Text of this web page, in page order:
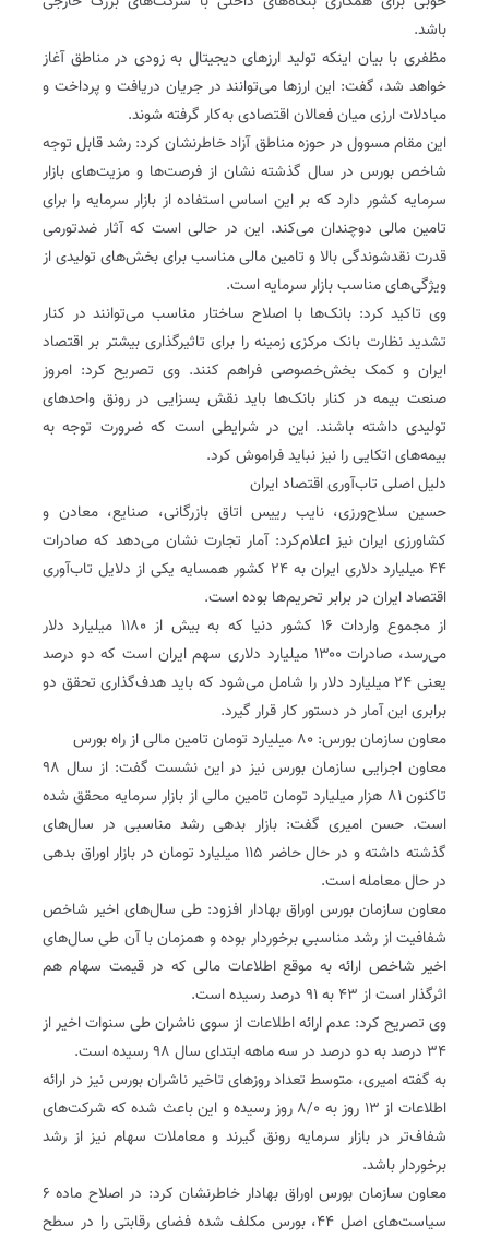
باشد.
مظفری با بیان اینکه تولید ارزهای دیجیتال به زودی در مناطق آغاز
خواهد شد، گفت: این ارزها می‌توانند در جریان دریافت و پرداخت و
مبادلات ارزی میان فعالان اقتصادی به‌کار گرفته شوند.
این مقام مسوول در حوزه مناطق آزاد خاطرنشان کرد: رشد قابل توجه
شاخص بورس در سال گذشته نشان از فرصت‌ها و مزیت‌های بازار
سرمایه کشور دارد که بر این اساس استفاده از بازار سرمایه را برای
تامین مالی دوچندان می‌کند. این در حالی است که آثار ضدتورمی
قدرت نقدشوندگی بالا و تامین مالی مناسب برای بخش‌های تولیدی از
ویژگی‌های مناسب بازار سرمایه است.
وی تاکید کرد: بانک‌ها با اصلاح ساختار مناسب می‌توانند در کنار
تشدید نظارت بانک مرکزی زمینه را برای تاثیرگذاری بیشتر بر اقتصاد
ایران و کمک بخش‌خصوصی فراهم کنند. وی تصریح کرد: امروز
صنعت بیمه در کنار بانک‌ها باید نقش بسزایی در رونق واحدهای
تولیدی داشته باشند. این در شرایطی است که ضرورت توجه به
بیمه‌های اتکایی را نیز نباید فراموش کرد.
دلیل اصلی تاب‌آوری اقتصاد ایران
حسین سلاح‌ورزی، نایب رییس اتاق بازرگانی، صنایع، معادن و
کشاورزی ایران نیز اعلام‌کرد: آمار تجارت نشان می‌دهد که صادرات
۴۴ میلیارد دلاری ایران به ۲۴ کشور همسایه یکی از دلایل تاب‌آوری
اقتصاد ایران در برابر تحریم‌ها بوده است.
از مجموع واردات ۱۶ کشور دنیا که به بیش از ۱۱۸۰ میلیارد دلار
می‌رسد، صادرات ۱۳۰۰ میلیارد دلاری سهم ایران است که دو درصد
یعنی ۲۴ میلیارد دلار را شامل می‌شود که باید هدف‌گذاری تحقق دو
برابری این آمار در دستور کار قرار گیرد.
معاون سازمان بورس: ۸۰ میلیارد تومان تامین مالی از راه بورس
معاون اجرایی سازمان بورس نیز در این نشست گفت: از سال ۹۸
تاکنون ۸۱ هزار میلیارد تومان تامین مالی از بازار سرمایه محقق شده
است. حسن امیری گفت: بازار بدهی رشد مناسبی در سال‌های
گذشته داشته و در حال حاضر ۱۱۵ میلیارد تومان در بازار اوراق بدهی
در حال معامله است.
معاون سازمان بورس اوراق بهادار افزود: طی سال‌های اخیر شاخص
شفافیت از رشد مناسبی برخوردار بوده و همزمان با آن طی سال‌های
اخیر شاخص ارائه به موقع اطلاعات مالی که در قیمت سهام هم
اثرگذار است از ۴۳ به ۹۱ درصد رسیده است.
وی تصریح کرد: عدم ارائه اطلاعات از سوی ناشران طی سنوات اخیر از
۳۴ درصد به دو درصد در سه ماهه ابتدای سال ۹۸ رسیده است.
به گفته امیری، متوسط تعداد روزهای تاخیر ناشران بورس نیز در ارائه
اطلاعات از ۱۳ روز به ۸/۰ روز رسیده و این باعث شده که شرکت‌های
شفاف‌تر در بازار سرمایه رونق گیرند و معاملات سهام نیز از رشد
برخوردار باشد.
معاون سازمان بورس اوراق بهادار خاطرنشان کرد: در اصلاح ماده ۶
سیاست‌های اصل ۴۴، بورس مکلف شده فضای رقابتی را در سطح